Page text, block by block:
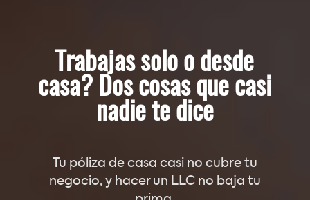
Trabajas solo o desde
casa? Dos cosas que casi
nadie te dice
Tu póliza de casa casi no cubre tu
negocio, y hacer un LLC no baja tu